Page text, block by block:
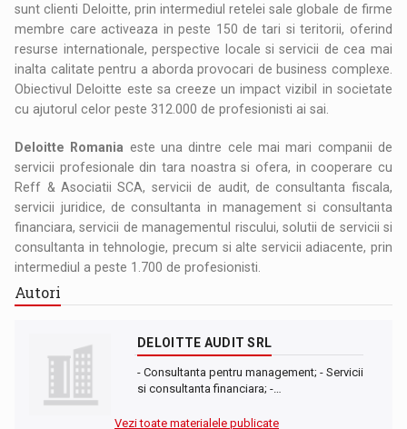
sunt clienti Deloitte, prin intermediul retelei sale globale de firme
membre care activeaza in peste 150 de tari si teritorii, oferind
resurse internationale, perspective locale si servicii de cea mai
inalta calitate pentru a aborda provocari de business complexe.
Obiectivul Deloitte este sa creeze un impact vizibil in societate
cu ajutorul celor peste 312.000 de profesionisti ai sai.
Deloitte Romania este una dintre cele mai mari companii de
servicii profesionale din tara noastra si ofera, in cooperare cu
Reff & Asociatii SCA, servicii de audit, de consultanta fiscala,
servicii juridice, de consultanta in management si consultanta
financiara, servicii de managementul riscului, solutii de servicii si
consultanta in tehnologie, precum si alte servicii adiacente, prin
intermediul a peste 1.700 de profesionisti.
Autori
DELOITTE AUDIT SRL
- Consultanta pentru management; - Servicii
si consultanta financiara; -…
Vezi toate materialele publicate